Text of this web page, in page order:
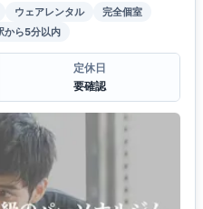
ウェアレンタル
完全個室
から5分以内
定休日
要確認